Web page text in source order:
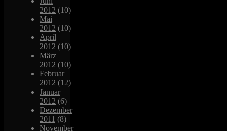
2012 (10)
Mai
2012 (10)
April
2012 (10)
März
2012 (10)
Februar
2012 (12)
Januar
2012 (6)
Dezember
2011 (8)
November